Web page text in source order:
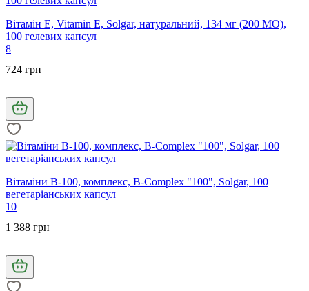
Вітамін Е, Vitamin E, Solgar, натуральний, 134 мг (200 МО),
100 гелевих капсул
8
724 грн
Вітаміни В-100, комплекс, B-Complex "100", Solgar, 100
вегетаріанських капсул
10
1 388 грн